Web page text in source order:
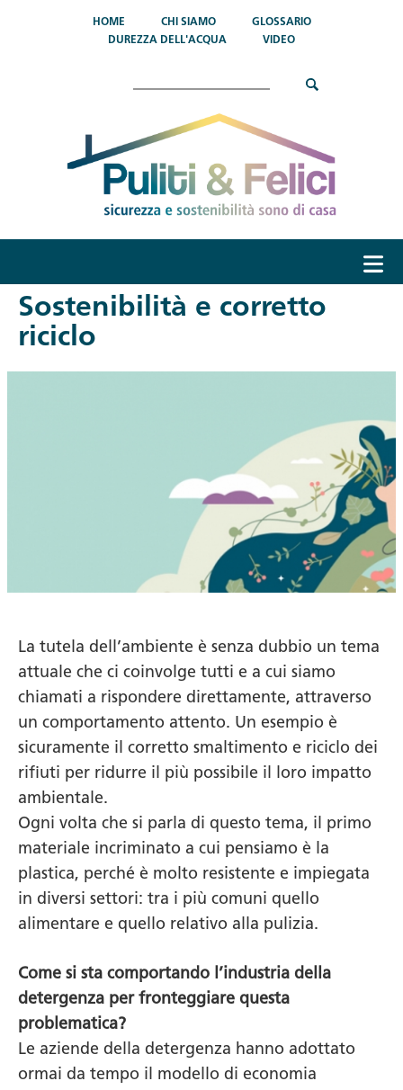
HOME CHI SIAMO
GLOSSARIO
DUREZZA DELL'ACQUA
VIDEO
menu
Sostenibilità e corretto
riciclo
La tutela dell’ambiente è senza dubbio un tema
attuale che ci coinvolge tutti e a cui siamo
chiamati a rispondere direttamente, attraverso
un comportamento attento. Un esempio è
sicuramente il corretto smaltimento e riciclo dei
rifiuti per ridurre il più possibile il loro impatto
ambientale.
Ogni volta che si parla di questo tema, il primo
materiale incriminato a cui pensiamo è la
plastica, perché è molto resistente e impiegata
in diversi settori: tra i più comuni quello
alimentare e quello relativo alla pulizia.
Come si sta comportando l’industria della
detergenza per fronteggiare questa
problematica?
Le aziende della detergenza hanno adottato
ormai da tempo il modello di economia